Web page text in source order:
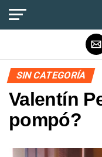
SIN CATEGORÍA
Valentín
pompó?